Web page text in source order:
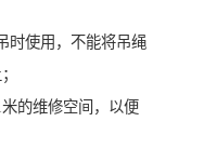
时使用，不能将吊绳
的维修空间，以便